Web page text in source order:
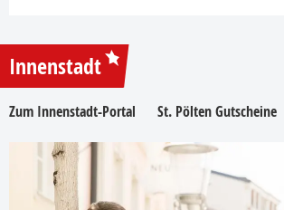
Innenstadt
Zum Innenstadt-Portal St. Pölten Gutscheine